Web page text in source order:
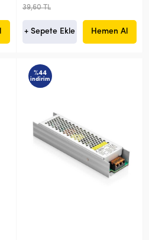
39,60 TL
+ Sepete Ekle Hemen Al
%44
indirim